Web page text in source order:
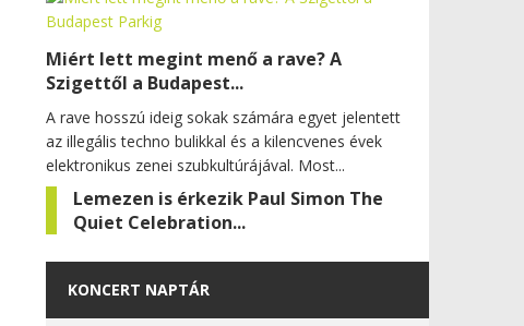
Miért lett megint menő a rave? A
Szigettől a Budapest...
A rave hosszú ideig sokak számára egyet jelentett
az illegális techno bulikkal és a kilencvenes évek
elektronikus zenei szubkultúrájával. Most...
Lemezen is érkezik Paul Simon The
Quiet Celebration...
KONCERT NAPTÁR